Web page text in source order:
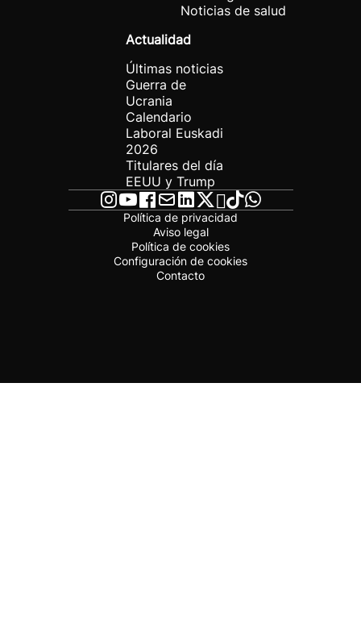
Noticias de salud
Actualidad
Últimas noticias
Guerra de
Ucrania
Calendario
Laboral Euskadi
2026
Titulares del día
EEUU y Trump
Política de privacidad
Aviso legal
Política de cookies
Configuración de cookies
Contacto